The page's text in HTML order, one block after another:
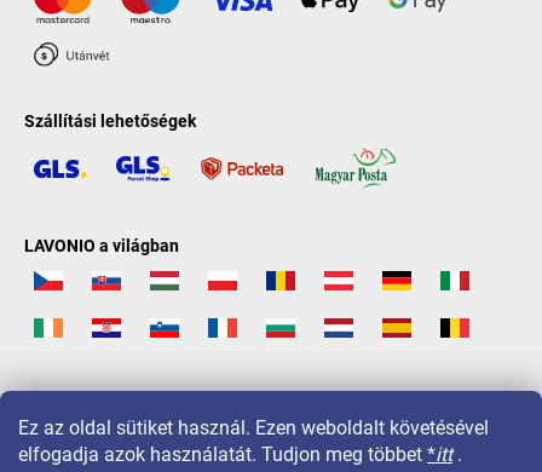
Ez az oldal sütiket használ. Ezen weboldalt követésével
elfogadja azok használatát. Tudjon meg többet *itt.
Szállítási lehetőségek
LAVONIO a világban